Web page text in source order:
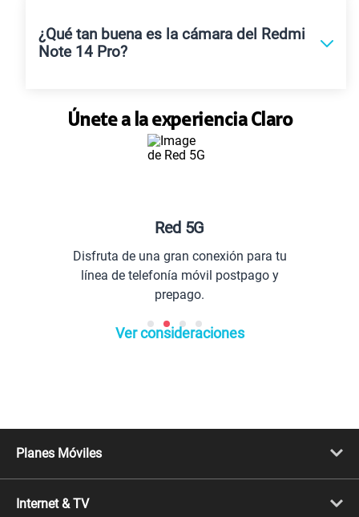
¿Qué tan buena es la cámara del Redmi
Note 14 Pro?
Únete a la experiencia Claro
conexión para tu
móvil postpago y
Comunícate con
Ver consideraciones
Planes Móviles
Línea Nueva
Línea Adicional
Internet & TV